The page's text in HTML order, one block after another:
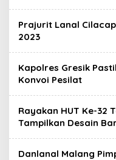
Prajurit Lanal
2023
Kapolres Gresik
Konvoi Pesilat
Rayakan HUT Ke-32
Tampilkan Desain
Danlanal Malang